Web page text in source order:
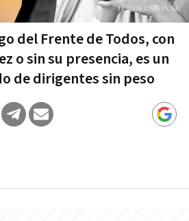
del Frente de Todos, con
o sin su presencia, es un
de dirigentes sin peso